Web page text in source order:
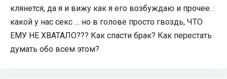
клянется, да я и вижу как я его возбуждаю и прочее. :
какой у нас секс … но в голове просто гвоздь, ЧТО
ЕМУ НЕ ХВАТАЛО??? Как спасти брак? Как перестать
думать обо всем этом?